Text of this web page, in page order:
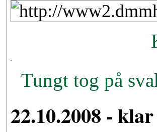
Tungt tog på
22.10.2008 -